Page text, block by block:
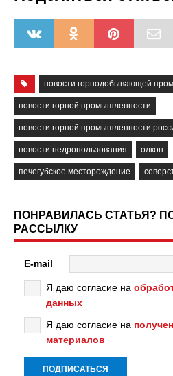
новости горнодобывающей
новости горной промышленности
новости горной промышленности
новости недропользования олкон
печегубское месторождение
ПОНРАВИЛАСЬ СТАТЬЯ?
РАССЫЛКУ
E-mail
Я даю согласие на
данных
Я даю согласие на
материалов